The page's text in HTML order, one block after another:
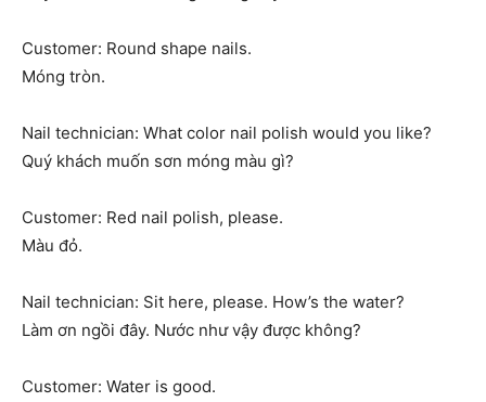
Customer: Round shape nails.
Móng tròn.
Nail technician: What color nail polish would you like?
Quý khách muốn sơn móng màu gì?
Customer: Red nail polish, please.
Màu đỏ.
Nail technician: Sit here, please. How’s the water?
Làm ơn ngồi đây. Nước như vậy được không?
Customer: Water is good.